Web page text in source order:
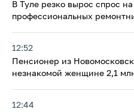
В Туле резко вырос спрос на
профессиональных
12:52
Пенсионер из
незнакомой женщине 2,1
12:44